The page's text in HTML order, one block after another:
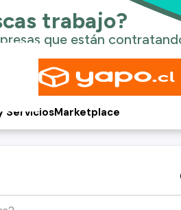
ServiciosMarketplace